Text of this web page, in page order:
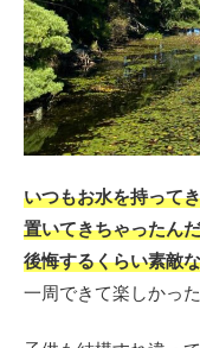
いつもお水を持って
置いてきちゃったん
後悔するくらい素敵
一周できて楽しかっ